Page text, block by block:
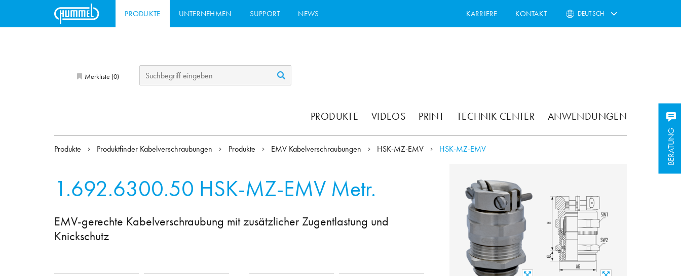
PRODUKTE UNTERNEHMEN SUPPORT NEWS KARRIERE KONTAKT DEUTSCH
Merkliste (0)
PRODUKTE VIDEOS PRINT TECHNIK CENTER ANWENDUNGEN
BERATUNG
Produkte Produktfinder Kabelverschraubungen Produkte EMV Kabelverschraubungen HSK-MZ-EMV HSK-MZ-EMV
1.692.6300.50 HSK-MZ-EMV Metr.
EMV-gerechte Kabelverschraubung mit zusätzlicher Zugentlastung und
Knickschutz